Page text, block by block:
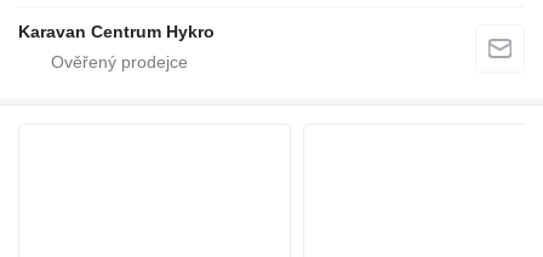
Karavan Centrum Hykro